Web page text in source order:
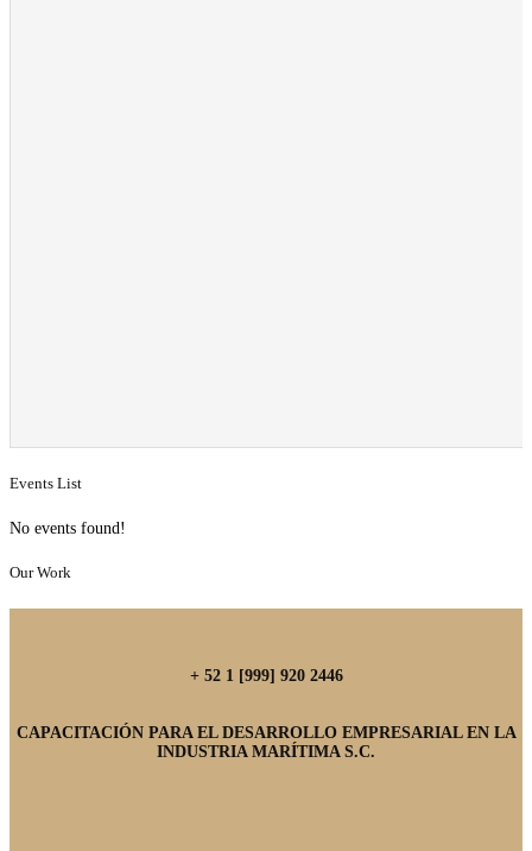
Events List
No events found!
Our Work
+ 52 1 [999] 920 2446
CAPACITACIÓN PARA EL DESARROLLO EMPRESARIAL EN LA
INDUSTRIA MARÍTIMA S.C.